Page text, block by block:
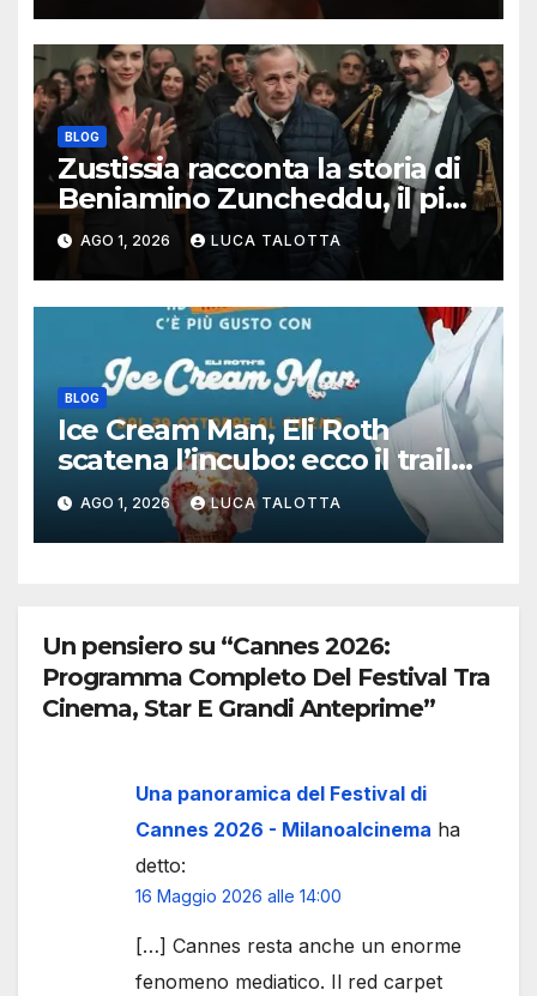
BLOG
Zustissia racconta la storia di
Beniamino Zuncheddu, il più
lungo errore giudiziario della
storia italiana
AGO 1, 2026 LUCA TALOTTA
BLOG
Ice Cream Man, Eli Roth
scatena l’incubo: ecco il trailer
italiano dell’horror più
estremo di Halloween 2026
AGO 1, 2026 LUCA TALOTTA
Un pensiero su “Cannes 2026:
Programma Completo Del Festival Tra
Cinema, Star E Grandi Anteprime”
Una panoramica del Festival di
Cannes 2026 - Milanoalcinema ha
detto:
16 Maggio 2026 alle 14:00
[…] Cannes resta anche un enorme
fenomeno mediatico. Il red carpet